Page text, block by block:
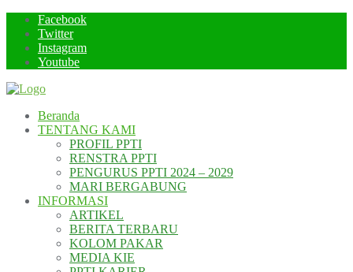
Skip
content
Facebook
Twitter
Instagram
Youtube
Beranda
TENTANG KAMI
PROFIL PPTI
RENSTRA PPTI
PENGURUS PPTI 2024 – 2029
MARI BERGABUNG
INFORMASI
ARTIKEL
BERITA TERBARU
KOLOM PAKAR
MEDIA KIE